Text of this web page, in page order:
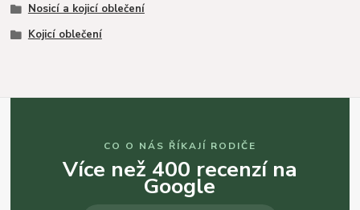
Nosicí a kojicí oblečení
Kojicí oblečení
CO O NÁS ŘÍKAJÍ RODIČE
Více než 400 recenzí na
Google